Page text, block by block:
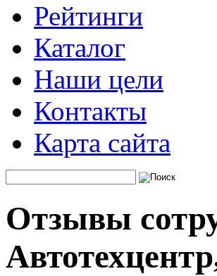
Рейтинги
Каталог
Наши цели
Контакты
Карта сайта
Отзывы